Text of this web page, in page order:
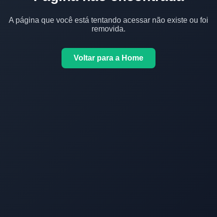
A página que você está tentando acessar não existe ou foi
removida.
Voltar para a Home